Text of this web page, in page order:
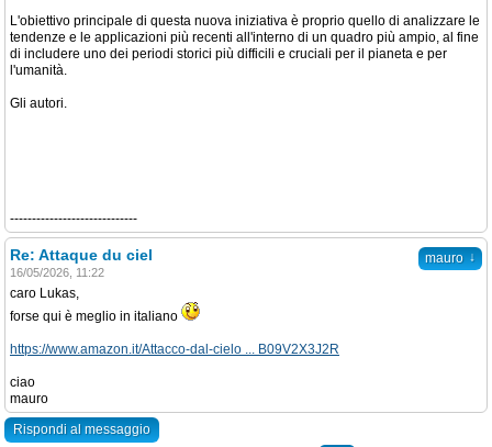
L'obiettivo principale di questa nuova iniziativa è proprio quello di analizzare le
tendenze e le applicazioni più recenti all'interno di un quadro più ampio, al fine
di includere uno dei periodi storici più difficili e cruciali per il pianeta e per
l'umanità.
Gli autori.
-----------------------------
mauro ↓
Re: Attaque du ciel
16/05/2026, 11:22
caro Lukas,
forse qui è meglio in italiano
https://www.amazon.it/Attacco-dal-cielo ... B09V2X3J2R
ciao
mauro
Rispondi al messaggio